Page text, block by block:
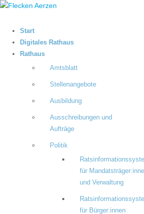
Start
Digitales Rathaus
Rathaus
Amtsblatt
Stellenangebote
Ausbildung
Ausschreibungen und
Aufträge
Politik
für
und Verwaltung
für Bürger:innen